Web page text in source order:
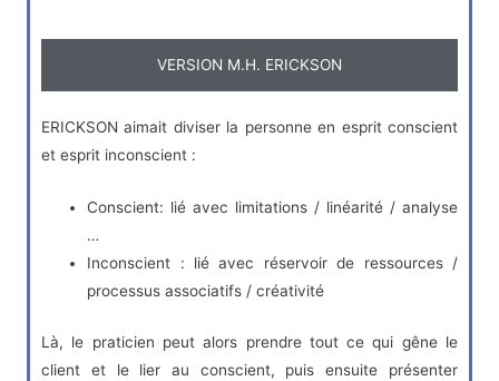
VERSION M.H. ERICKSON
ERICKSON aimait diviser la personne en esprit conscient
et esprit inconscient :
Conscient: lié avec limitations / linéarité / analyse
…
Inconscient : lié avec réservoir de ressources /
processus associatifs / créativité
Là, le praticien peut alors prendre tout ce qui gêne le
client et le lier au conscient, puis ensuite présenter